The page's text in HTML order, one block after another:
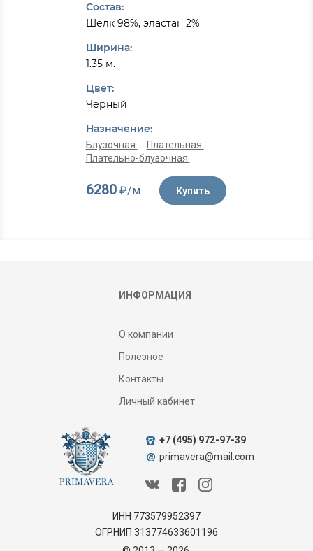
Состав:
Шелк 98%, эластан 2%
Ширина:
1.35 м.
Цвет:
Черный
Назначение:
Блузочная
Плательная
Плательно-блузочная
6280₽/м Купить
ИНФОРМАЦИЯ
О компании
Полезное
Контакты
Личный кабинет
ИНН 773579952397
ОГРНИП 313774633601196
+7 (495) 972-97-39
primavera@mail.com